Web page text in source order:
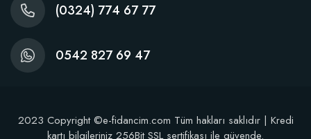
(0324) 774 67 77
0542 827 69 47
2023 Copyright ©e-fidancim.com Tüm hakları saklıdır | Kredi
kartı bilgileriniz 256Bit SSL sertifikası ile güvende.